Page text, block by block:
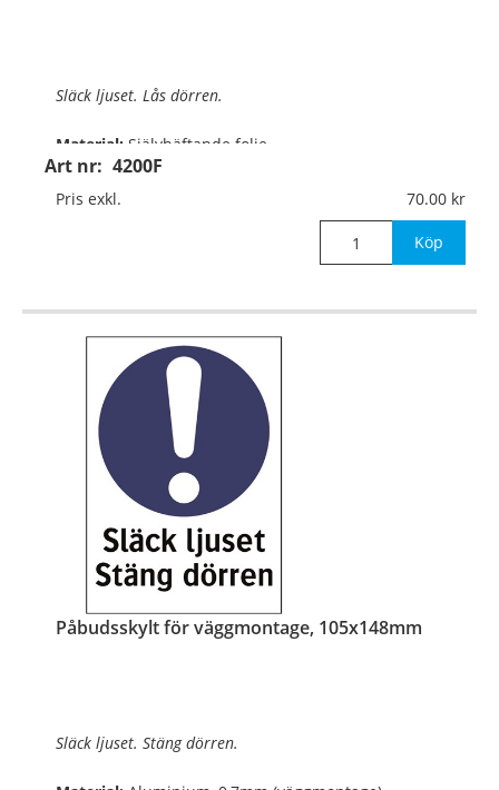
Art nr: 4200F
Släck ljuset. Lås dörren.
Material: Självhäftande folie
Mått:105x148mm
Pris exkl. 70.00
Köp
Påbudsskylt för väggmontage, 105x148mm
Släck ljuset. Stäng dörren.